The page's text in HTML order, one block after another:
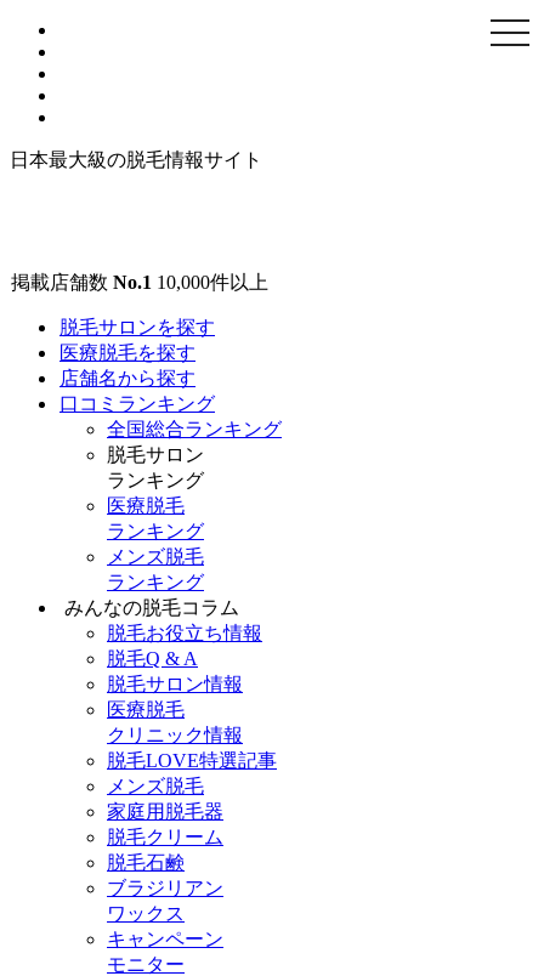
日本最大級の脱毛情報サイト
掲載店舗数 No.1 10,000件以上
脱毛サロンを探す
医療脱毛を探す
店舗名から探す
口コミランキング
全国総合ランキング
脱毛サロン
ランキング
医療脱毛
ランキング
メンズ脱毛
ランキング
みんなの脱毛コラム
脱毛お役立ち情報
脱毛Q & A
脱毛サロン情報
医療脱毛
クリニック情報
脱毛LOVE特選記事
メンズ脱毛
家庭用脱毛器
脱毛クリーム
脱毛石鹸
ブラジリアン
ワックス
キャンペーン
モニター